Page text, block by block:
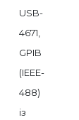
USB-
4671,
GPIB
(IEEE-
488)
із